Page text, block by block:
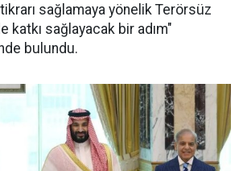
sağlamaya yönelik Terörsüz
katkı sağlayacak bir adım"
bulundu.